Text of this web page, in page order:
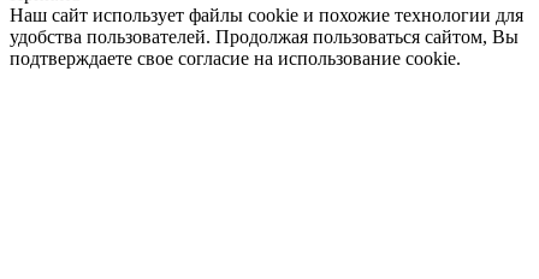
Наш сайт использует файлы cookie и похожие технологии для
удобства пользователей. Продолжая пользоваться сайтом, Вы
подтверждаете свое согласие на использование cookie.